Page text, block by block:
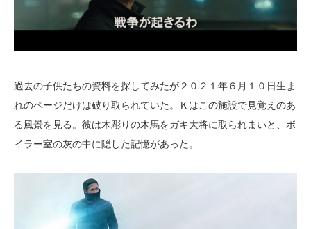
過去の子供たちの資料を探してみたが２０２１年６月１０日生ま
れのページだけは破り取られていた。Ｋはこの施設で見覚えのあ
る風景を見る。彼は木彫りの木馬をガキ大将に取られまいと、ボ
イラー室の灰の中に隠した記憶があった。